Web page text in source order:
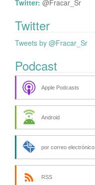
Twitter: @Fracar_Sr
Twitter
Tweets by @Fracar_Sr
Podcast
Apple Podcasts
Android
por correo electrónico
RSS